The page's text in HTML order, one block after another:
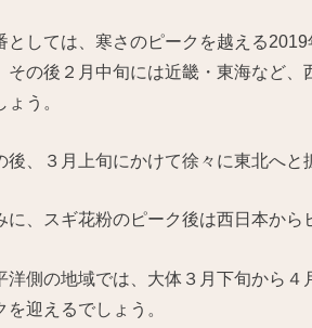
としては、寒さのピークを越える
その後２月中旬には近畿・東海など
ょう。
後、３月上旬にかけて徐々に東北へと
に、スギ花粉のピーク後は西日本から
洋側の地域では、大体３月下旬から
を迎えるでしょう。